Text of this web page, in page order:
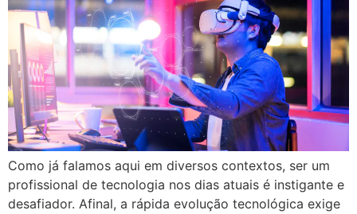
Como já falamos aqui em diversos contextos, ser um
profissional de tecnologia nos dias atuais é instigante e
desafiador. Afinal, a rápida evolução tecnológica exige